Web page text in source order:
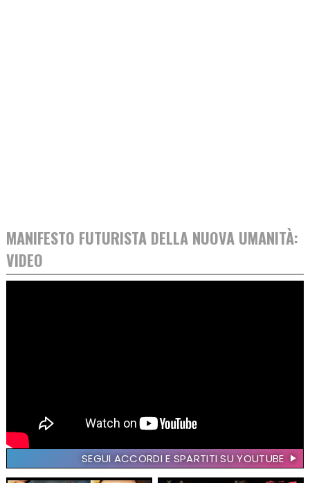
MANIFESTO FUTURISTA DELLA NUOVA UMANITÀ:
VIDEO
SEGUI ACCORDI E SPARTITI SU YOUTUBE